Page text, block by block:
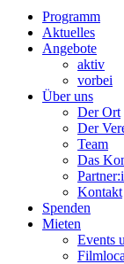
Programm
Aktuelles
Angebote
aktiv
vorbei
Über uns
Der Ort
Der
Team
Das
Kontakt
Spenden
Mieten
Events